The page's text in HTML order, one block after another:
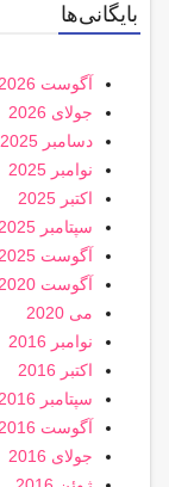
بایگانی‌ها
آگوست 2026
جولای 2026
دسامبر 2025
نوامبر 2025
اکتبر 2025
سپتامبر 2025
آگوست 2025
آگوست 2020
می 2020
نوامبر 2016
اکتبر 2016
سپتامبر 2016
آگوست 2016
جولای 2016